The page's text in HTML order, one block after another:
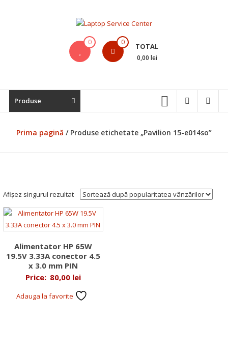
Bistrita,
Service
Laptop,
Reparatii
Notebook-
Macbook-
uri
0 0 TOTAL
0,00 lei
Produse
Prima pagină / Produse etichetate „Pavilion 15-e014so”
Afișez singurul rezultat
Alimentator HP 65W
19.5V 3.33A conector 4.5
x 3.0 mm PIN
Price: 80,00 lei
Adauga la favorite